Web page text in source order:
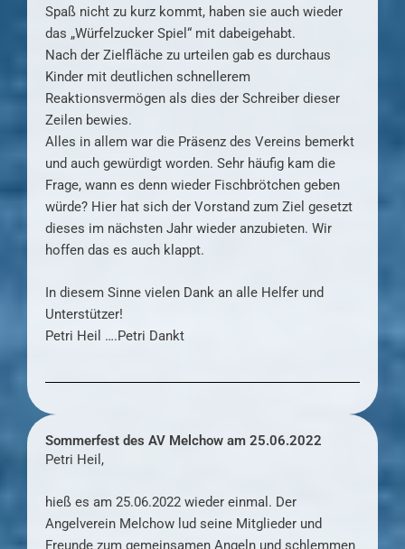
Spaß nicht zu kurz kommt, haben sie auch wieder
das „Würfelzucker Spiel“ mit dabeigehabt.
Nach der Zielfläche zu urteilen gab es durchaus
Kinder mit deutlichen schnellerem
Reaktionsvermögen als dies der Schreiber dieser
Zeilen bewies.
Alles in allem war die Präsenz des Vereins bemerkt
und auch gewürdigt worden. Sehr häufig kam die
Frage, wann es denn wieder Fischbrötchen geben
würde? Hier hat sich der Vorstand zum Ziel gesetzt
dieses im nächsten Jahr wieder anzubieten. Wir
hoffen das es auch klappt.
In diesem Sinne vielen Dank an alle Helfer und
Unterstützer!
Petri Heil ….Petri Dankt
Sommerfest des AV Melchow am 25.06.2022
Petri Heil,
hieß es am 25.06.2022 wieder einmal. Der
Angelverein Melchow lud seine Mitglieder und
Freunde zum gemeinsamen Angeln und schlemmen